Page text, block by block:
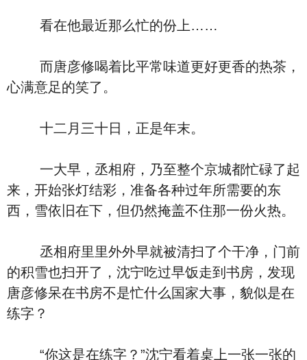
看在他最近那么忙的份上……
而唐彦修喝着比平常味道更好更香的热茶，
心满意足的笑了。
十二月三十日，正是年末。
一大早，丞相府，乃至整个京城都忙碌了起
来，开始张灯结彩，准备各种过年所需要的东
西，雪依旧在下，但仍然掩盖不住那一份火热。
丞相府里里外外早就被清扫了个干净，门前
的积雪也扫开了，沈宁吃过早饭走到书房，发现
唐彦修呆在书房不是忙什么国家大事，貌似是在
练字？
“你这是在练字？”沈宁看着桌上一张一张的